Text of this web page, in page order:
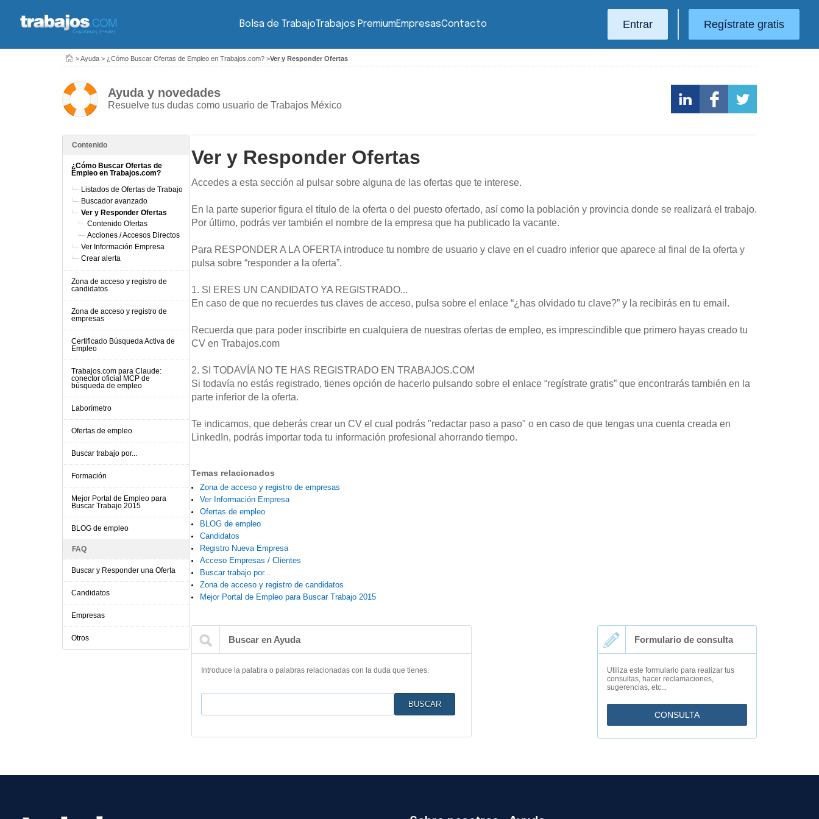
Bolsa de TrabajoTrabajos PremiumEmpresasContacto Entrar Regístrate gratis
>Ayuda > ¿Cómo Buscar Ofertas de Empleo en Trabajos.com? >Ver y Responder Ofertas
Ayuda y novedades
Resuelve tus dudas como usuario de Trabajos México
Contenido
¿Cómo Buscar Ofertas de
Empleo en Trabajos.com?
Listados de Ofertas de Trabajo
Buscador avanzado
Ver y Responder Ofertas
Contenido Ofertas
Acciones / Accesos Directos
Ver Información Empresa
Crear alerta
Zona de acceso y registro de
candidatos
Zona de acceso y registro de
empresas
Certificado Búsqueda Activa de
Empleo
Trabajos.com para Claude:
conector oficial MCP de
búsqueda de empleo
Laborímetro
Ofertas de empleo
Buscar trabajo por...
Formación
Mejor Portal de Empleo para
Buscar Trabajo 2015
BLOG de empleo
FAQ
Buscar y Responder una Oferta
Candidatos
Empresas
Otros
Ver y Responder Ofertas
Accedes a esta sección al pulsar sobre alguna de las ofertas que te interese.
En la parte superior figura el título de la oferta o del puesto ofertado, así como la población y provincia donde se realizará el trabajo.
Por último, podrás ver también el nombre de la empresa que ha publicado la vacante.
Para RESPONDER A LA OFERTA introduce tu nombre de usuario y clave en el cuadro inferior que aparece al final de la oferta y
pulsa sobre “responder a la oferta”.
1. SI ERES UN CANDIDATO YA REGISTRADO...
En caso de que no recuerdes tus claves de acceso, pulsa sobre el enlace “¿has olvidado tu clave?” y la recibirás en tu email.
Recuerda que para poder inscribirte en cualquiera de nuestras ofertas de empleo, es imprescindible que primero hayas creado tu
CV en Trabajos.com
2. SI TODAVÍA NO TE HAS REGISTRADO EN TRABAJOS.COM
Si todavía no estás registrado, tienes opción de hacerlo pulsando sobre el enlace “regístrate gratis” que encontrarás también en la
parte inferior de la oferta.
Te indicamos, que deberás crear un CV el cual podrás "redactar paso a paso" o en caso de que tengas una cuenta creada en
LinkedIn, podrás importar toda tu información profesional ahorrando tiempo.
Temas relacionados
Zona de acceso y registro de empresas
Ver Información Empresa
Ofertas de empleo
BLOG de empleo
Candidatos
Registro Nueva Empresa
Acceso Empresas / Clientes
Buscar trabajo por...
Zona de acceso y registro de candidatos
Mejor Portal de Empleo para Buscar Trabajo 2015
Buscar en Ayuda
Introduce la palabra o palabras relacionadas con la duda que tienes.
Buscar
Formulario de consulta
Utiliza este formulario para realizar tus
consultas, hacer reclamaciones,
sugerencias, etc...
CONSULTA